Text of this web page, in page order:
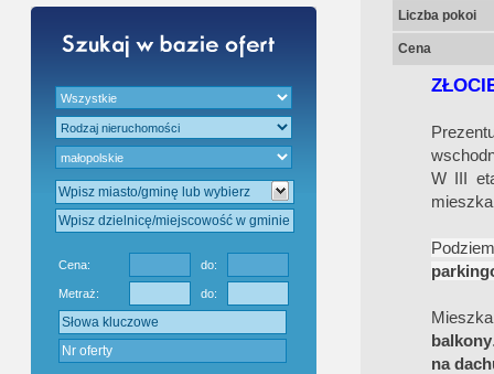
Cena: do:
Metraż: do:
Liczba pokoi
Cena
W III
balkony
na